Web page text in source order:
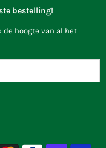
bestelling!
de hoogte van al het